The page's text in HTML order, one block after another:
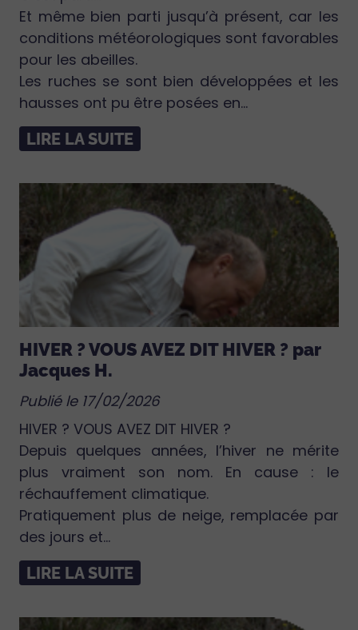
Et même bien parti jusqu’à présent, car les
conditions météorologiques sont favorables
pour les abeilles.
Les ruches se sont bien développées et les
hausses ont pu être posées en...
LIRE LA SUITE
HIVER ? VOUS AVEZ DIT HIVER ? par
Jacques H.
Publié le 17/02/2026
HIVER ? VOUS AVEZ DIT HIVER ?
Depuis quelques années, l’hiver ne mérite
plus vraiment son nom. En cause : le
réchauffement climatique.
Pratiquement plus de neige, remplacée par
des jours et...
LIRE LA SUITE